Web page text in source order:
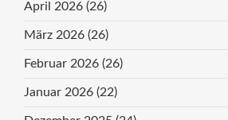
April 2026 (26)
März 2026 (26)
Februar 2026 (26)
Januar 2026 (22)